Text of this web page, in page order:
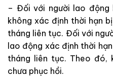
– Đối với người lao
không xác định thời hạn
tháng liên tục. Đối với
lao động xác định thời
tháng liên tục. Theo đó,
chưa phục hồi.